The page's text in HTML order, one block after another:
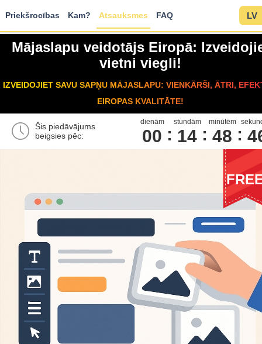
Priekšrocības Kam? Atsauksmes FAQ LV
Mājaslapu veidotājs Eiropā:
vietni viegli!
IZVEIDOJIET SAVU SAPŅU MĀJASLAPU: VIENKĀRŠI, ĀTRI,
EIROPAS KVALITĀTE!
Šis piedāvājums
beigsies pēc:
dienām
00
stundām
14
minūtēm
48 4